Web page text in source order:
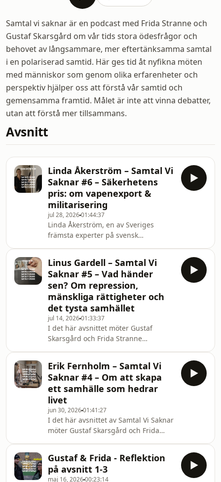
Samtal vi saknar är en podcast med Frida Stranne och
Gustaf Skarsgård om vår tids stora ödesfrågor och
behovet av långsammare, mer eftertänksamma samtal
i en polariserad samtid. Här ges tid åt nyfikna möten
med människor som genom olika erfarenheter och
perspektiv hjälper oss att förstå vår samtid och
gemensamma framtid. Målet är inte att vinna debatter,
utan att förstå mer tillsammans.
Avsnitt
Linda Åkerström – Samtal Vi
Saknar #6 – Säkerhetens
pris: om vapenexport &
militarisering
jul 28, 202601:44:37
Linda Åkerström, en av Sveriges
främsta experter på svensk
Amnesty, gästar podden för att
diskutera det som ofta saknas i den
offentliga debatten: det
militärindustriella komplexet i svensk
tappning. I ett djupgående samtal
med Gustaf Skarsgård och Frida
Stranne utforskar hon hur
ekonomiska intressen, politisk
påverkan och djupt r
Linus Gardell – Samtal Vi
Saknar #5 – Vad händer
sen? Om repression,
mänskliga rättigheter och
det tysta samhället
jul 14, 202601:33:37
I det här avsnittet möter Gustaf
Skarsgård och Frida Stranne
tendenser som utmanar demokratin.
Med utgångspunkt i
demonstrationsfrihet, civil olydnad
och mänskliga rättigheter ställer han
den fråga som han menar saknas i
den offentliga debatten: Vad händer
sedan?Vad blir exempelvis
konsekvenserna när straffen skärps,
när Sve
Erik Fernholm – Samtal Vi
Saknar #4 – Om att skapa
ett samhälle som hedrar
livet
jun 30, 202601:41:27
I det här avsnittet av Samtal Vi Saknar
möter Gustaf Skarsgård och Frida
och styrelseordförande för stiftelsen
Ekskäret. Erik utmanar vår rådande
Gustaf & Frida - Reflektion
på avsnitt 1-3
maj 16, 202600:23:14